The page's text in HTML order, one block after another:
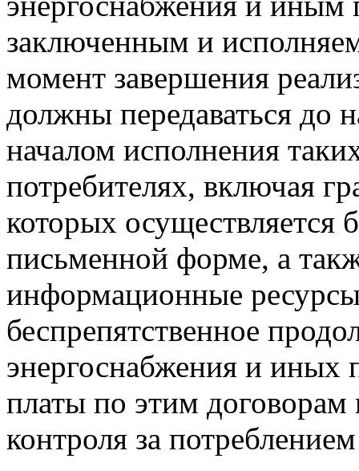
заключенным и
момент завершения
должны передаваться до
началом исполнения
потребителях, включая
которых осуществляется
письменной форме, а
информационные
беспрепятственное
энергоснабжения и иных
платы по этим
контроля за